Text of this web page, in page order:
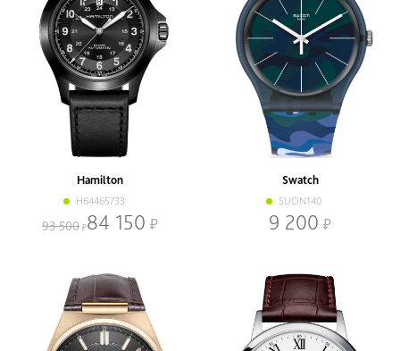
Hamilton
H64465733
93 500 84 150
Swatch
SUON140
9 200